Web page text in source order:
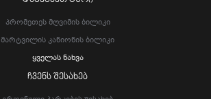
Პრომეთეს Მღვიმის Ბილიკი
Მარტვილის Კანიონის Ბილიკი
Ყველას Ნახვა
ᲩᲕᲔᲜᲡ ᲨᲔᲡᲐᲮᲔᲑ